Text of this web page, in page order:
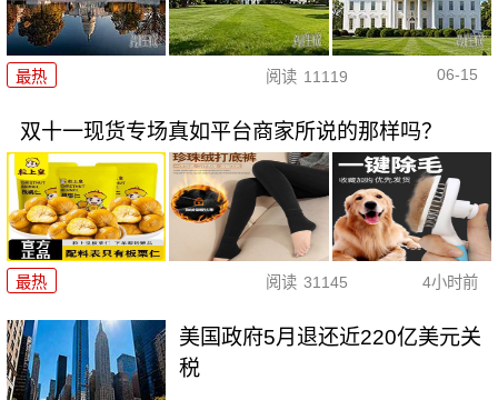
最热 阅读 11119 06-15
双十一现货专场真如平台商家所说的那样吗？
最热 阅读 31145 4小时前
美国政府5月退还近220亿美元关
税